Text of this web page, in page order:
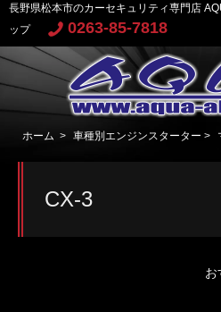
長野県松本市のカーセキュリティ専門店
ップ
0263-85-7818
ホーム > 車種別エンジンスターター >
CX-3